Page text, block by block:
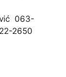
063-
2650